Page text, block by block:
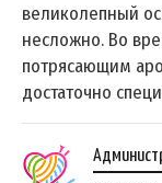
великолепный
несложно. Во
потрясающим
достаточно